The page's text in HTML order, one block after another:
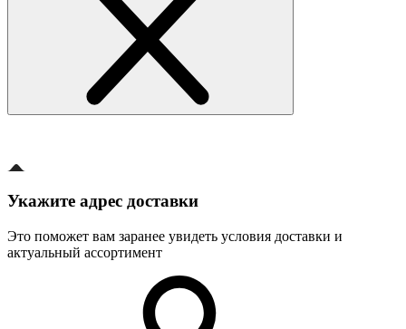
Укажите адрес доставки
Это поможет вам заранее увидеть условия доставки и
актуальный ассортимент